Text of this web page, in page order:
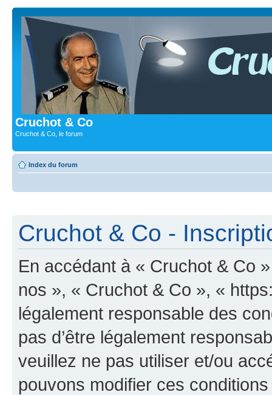
Cruchot & Co
Cruchot & Co, le forum
Index du forum
Cruchot & Co -
En accédant à « Cruchot & Co
nos », « Cruchot & Co », «
légalement responsable des
pas d’être légalement
veuillez ne pas utiliser et/ou
pouvons modifier ces